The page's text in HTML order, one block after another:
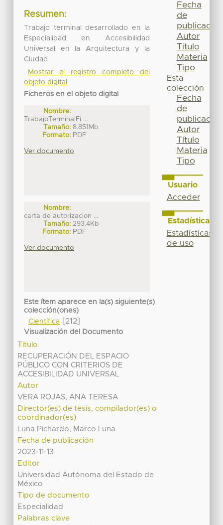
Resumen:
Trabajo terminal desarrollado en la
Especialidad en Accesibilidad
Universal en la Arquitectura y la
Ciudad
Mostrar el registro completo del
objeto digital
Ficheros en el objeto digital
Nombre:
TrabajoTerminalFi ...
Tamaño: 8.851Mb
Formato: PDF
Ver documento
Nombre:
carta de autorizacion ...
Tamaño: 293.4Kb
Formato: PDF
Ver documento
Este ítem aparece en la(s) siguiente(s)
colección(ones)
Científica[212]
Visualización del Documento
Título
RECUPERACIÓN DEL ESPACIO
PÚBLICO CON CRITERIOS DE
ACCESIBILIDAD UNIVERSAL
Autor
VERA ROJAS, ANA TERESA
Director(es) de tesis, compilador(es) o
coordinador(es)
Luna Pichardo, Marco Luna
Fecha de publicación
2023-11-13
Editor
Universidad Autónoma del Estado de
México
Tipo de documento
Especialidad
Palabras clave
Fecha
de
publicación
Autor
Título
Materia
Tipo
Esta
colección
Fecha
de
publicación
Autor
Título
Materia
Tipo
Usuario
Acceder
Estadísticas
Estadísticas
de uso